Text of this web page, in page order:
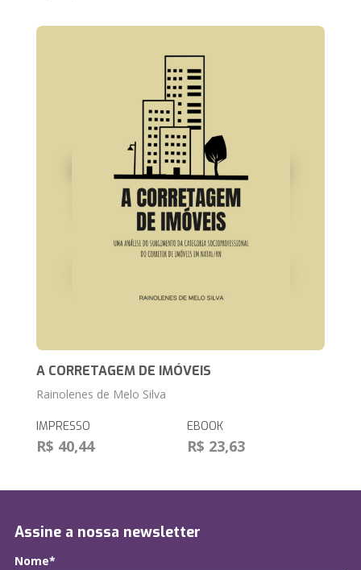
A CORRETAGEM DE IMÓVEIS
Rainolenes de Melo Silva
IMPRESSO
R$ 40,44
EBOOK
R$ 23,63
Assine a nossa newsletter
Nome*